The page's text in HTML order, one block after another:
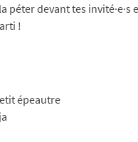
péter devant tes invité·e·s
!
épeautre